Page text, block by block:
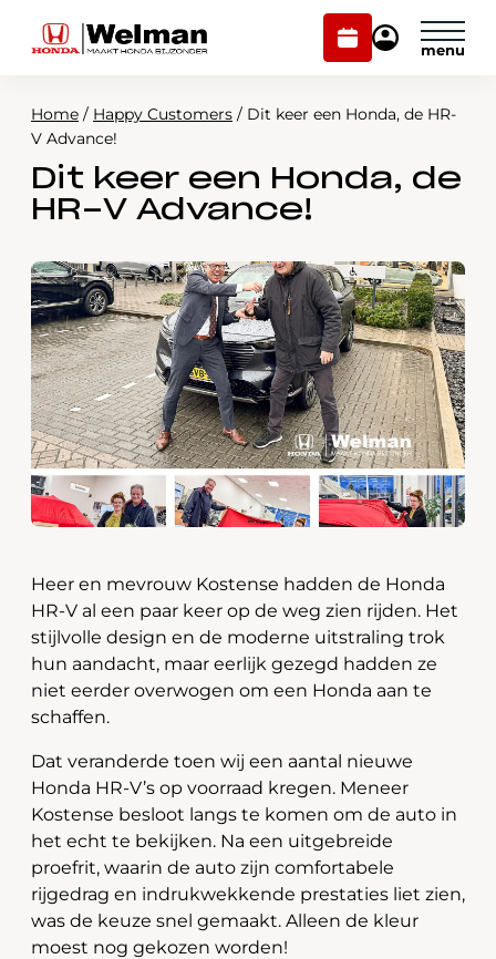
Plan
onderhoud
Mijn
Modellen
Voorraad
Over ons
Webshop
Contact
Plan onderhoud
Home / Happy Customers / Dit keer een Honda, de HR-
V Advance!
Dit keer een Honda, de
HR-V Advance!
Heer en mevrouw Kostense hadden de Honda
HR-V al een paar keer op de weg zien rijden. Het
stijlvolle design en de moderne uitstraling trok
hun aandacht, maar eerlijk gezegd hadden ze
niet eerder overwogen om een Honda aan te
schaffen.
Dat veranderde toen wij een aantal nieuwe
Honda HR-V’s op voorraad kregen. Meneer
Kostense besloot langs te komen om de auto in
het echt te bekijken. Na een uitgebreide
proefrit, waarin de auto zijn comfortabele
rijgedrag en indrukwekkende prestaties liet zien,
was de keuze snel gemaakt. Alleen de kleur
moest nog gekozen worden!